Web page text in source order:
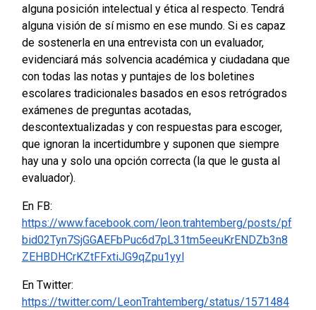
alguna posición intelectual y ética al respecto. Tendrá
alguna visión de sí mismo en ese mundo. Si es capaz
de sostenerla en una entrevista con un evaluador,
evidenciará más solvencia académica y ciudadana que
con todas las notas y puntajes de los boletines
escolares tradicionales basados en esos retrógrados
exámenes de preguntas acotadas,
descontextualizadas y con respuestas para escoger,
que ignoran la incertidumbre y suponen que siempre
hay una y solo una opción correcta (la que le gusta al
evaluador).
En FB:
https://www.facebook.com/leon.trahtemberg/posts/pf
bid02Tyn7SjGGAEFbPuc6d7pL31tm5eeuKrENDZb3n8
ZEHBDHCrKZtFFxtiJG9qZpu1yyl
En Twitter:
https://twitter.com/LeonTrahtemberg/status/1571484